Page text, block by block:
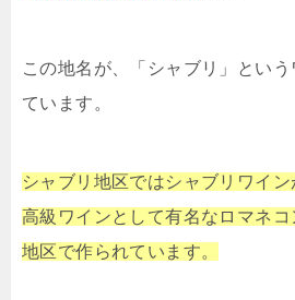
この地名が、「シャブリ」とい
ています。
シャブリ地区ではシャブリワイ
高級ワインとして有名なロマネコ
地区で作られています。